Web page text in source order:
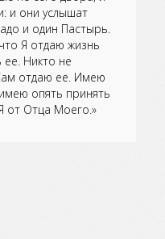
и они услышат
и один Пастырь.
Я отдаю жизнь
Никто не
отдаю ее. Имею
опять принять
от Отца Моего.»